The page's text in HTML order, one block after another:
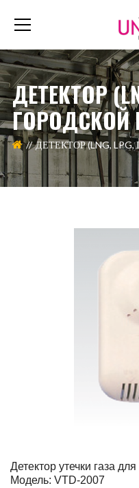
ДЕТЕКТОР
ГОРОДСКОЙ
ДЕТЕКТОР (LNG,
Детектор утечки газа
Модель: VTD-2007